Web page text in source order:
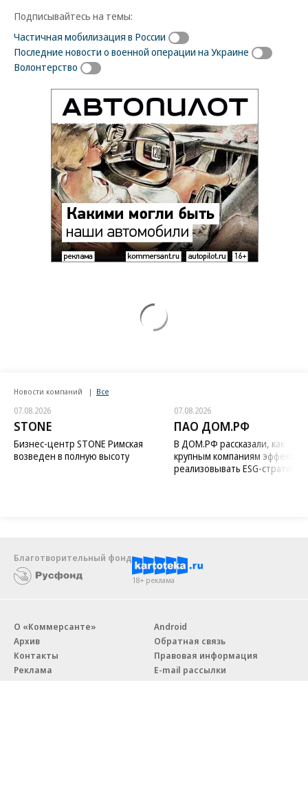
Подписывайтесь на темы:
Частичная мобилизация в России
Последние новости о военной операции на Украине
Волонтерство
Новости компаний Все
07.08.2026
STONE
Бизнес-центр STONE Римская
возведен в полную высоту
07.08.2026
ПАО ДОМ.РФ
В ДОМ.РФ рассказали, как
крупным компаниям
реализовывать ESG-стратегию
Благотворительный фонд
18+ реклама
О «Коммерсанте»
Архив
Контакты
Реклама
Android
Обратная связь
Правовая информация
E-mail рассылки